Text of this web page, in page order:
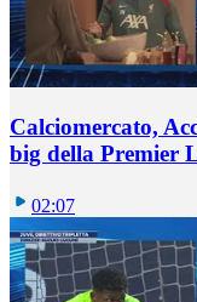
Calciomercato,
big della Premier
02:07